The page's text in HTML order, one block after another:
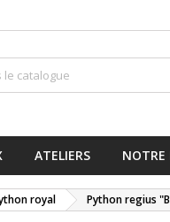
ATELIERS NOTRE
royal Python regius